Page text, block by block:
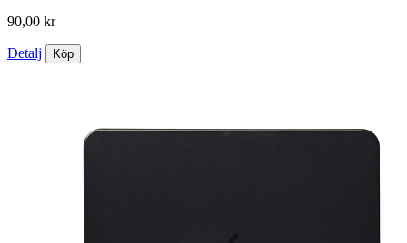
90,00 kr
Detalj Köp